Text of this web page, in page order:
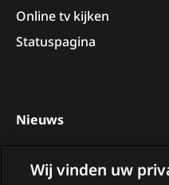
Online tv kijken
Statuspagina
Nieuws
Deelnemers van B&B Vol
Liefde 2026
Wij vinden uw